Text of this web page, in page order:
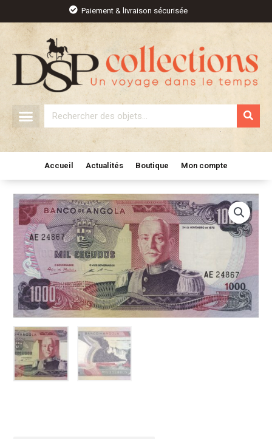
contenu
Paiement & livraison sécurisée
Rechercher
Accueil Actualités Boutique Mon compte